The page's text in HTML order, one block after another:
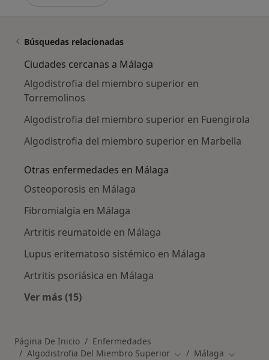
Búsquedas relacionadas
Ciudades cercanas a Málaga
Algodistrofia del miembro superior en
Torremolinos
Algodistrofia del miembro superior en Fuengirola
Algodistrofia del miembro superior en Marbella
Otras enfermedades en Málaga
Osteoporosis en Málaga
Fibromialgia en Málaga
Artritis reumatoide en Málaga
Lupus eritematoso sistémico en Málaga
Artritis psoriásica en Málaga
Ver más (15)
Página De Inicio
Enfermedades
Algodistrofia Del Miembro Superior Cambiar de ciudad
Málaga Cambiar